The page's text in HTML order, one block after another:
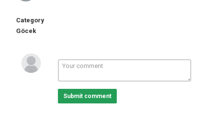
Category
Göcek
Submit comment